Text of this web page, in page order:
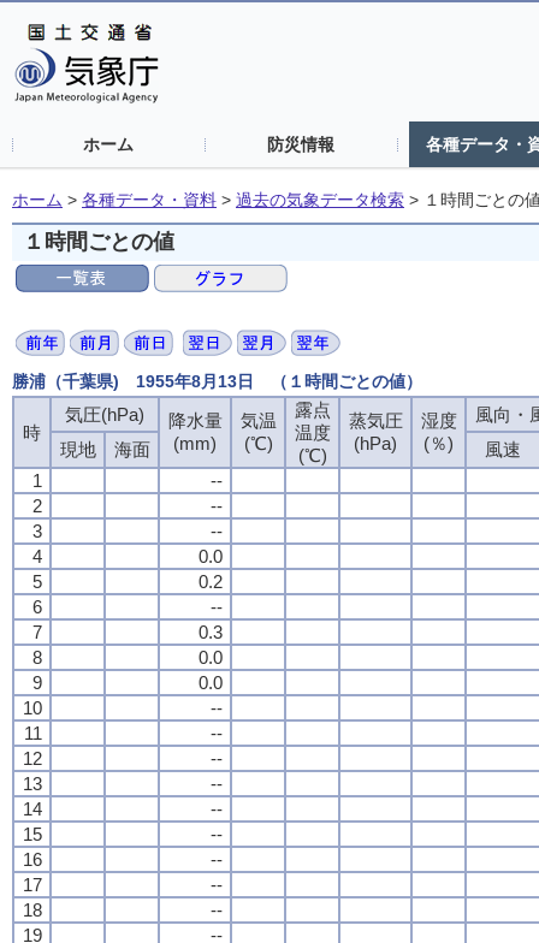
ホーム 防災情報 各種データ・
ホーム > 各種データ・資料 > 過去の気象データ検索 > １時間ごとの
１時間ごとの値
勝浦（千葉県) 1955年8月13日 （１時間ごとの値）
時
気圧(hPa)
降水量
(mm)
気温
(℃)
露点
温度
(℃)
蒸気圧
(hPa)
湿度
(％)
風向・
現地
海面
風速
1
--
2
--
3
--
4
0.0
5
0.2
6
--
7
0.3
8
0.0
9
0.0
10
--
11
--
12
--
13
--
14
--
15
--
16
--
17
--
18
--
19
--
時
気圧(hPa)
降水量
(mm)
気温
(℃)
露点
温度
(℃)
蒸気圧
(hPa)
湿度
(％)
風向・
現地
海面
風速
1
--
2
--
3
--
4
0.0
5
0.2
6
--
7
0.3
8
0.0
9
0.0
10
--
11
--
12
--
13
--
14
--
15
--
16
--
17
--
18
--
19
--
時
気圧(hPa)
降水量
(mm)
気温
(℃)
露点
温度
(℃)
蒸気圧
(hPa)
湿度
(％)
風向・
現地
海面
風速
1
--
2
--
3
--
4
0.0
5
0.2
6
--
7
0.3
8
0.0
9
0.0
10
--
11
--
12
--
13
--
14
--
15
--
16
--
17
--
18
--
19
--
時
気圧(hPa)
降水量
(mm)
気温
(℃)
露点
温度
(℃)
蒸気圧
(hPa)
湿度
(％)
風向・
現地
海面
風速
1
--
2
--
3
--
4
0.0
5
0.2
6
--
7
0.3
8
0.0
9
0.0
10
--
11
--
12
--
13
--
14
--
15
--
16
--
17
--
18
--
19
--